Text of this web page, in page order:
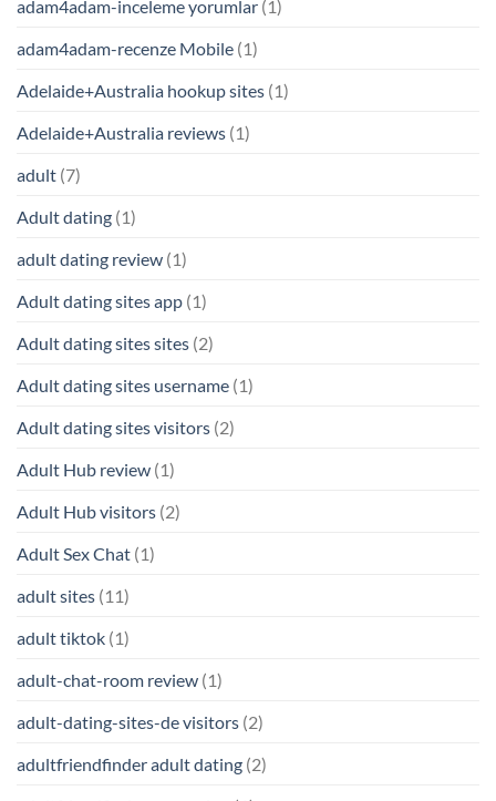
adam4adam-inceleme yorumlar (1)
adam4adam-recenze Mobile (1)
Adelaide+Australia hookup sites (1)
Adelaide+Australia reviews (1)
adult (7)
Adult dating (1)
adult dating review (1)
Adult dating sites app (1)
Adult dating sites sites (2)
Adult dating sites username (1)
Adult dating sites visitors (2)
Adult Hub review (1)
Adult Hub visitors (2)
Adult Sex Chat (1)
adult sites (11)
adult tiktok (1)
adult-chat-room review (1)
adult-dating-sites-de visitors (2)
adultfriendfinder adult dating (2)